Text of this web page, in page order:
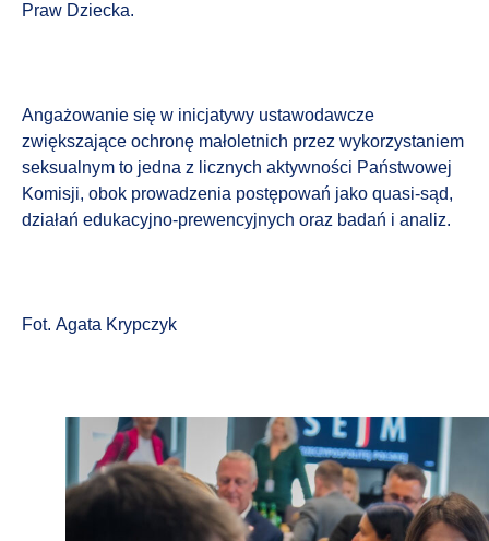
Praw Dziecka.
Angażowanie się w inicjatywy ustawodawcze
zwiększające ochronę małoletnich przez wykorzystaniem
seksualnym to jedna z licznych aktywności Państwowej
Komisji, obok prowadzenia postępowań jako quasi-sąd,
działań edukacyjno-prewencyjnych oraz badań i analiz.
Fot. Agata Krypczyk